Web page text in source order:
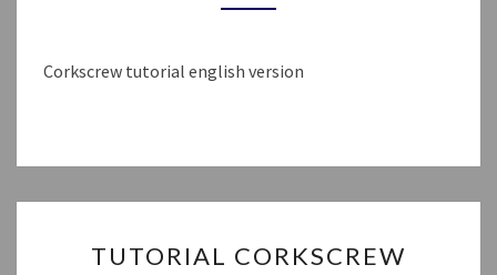
Corkscrew tutorial english version
CORKSCREW
TUTORIAL CORKSCREW